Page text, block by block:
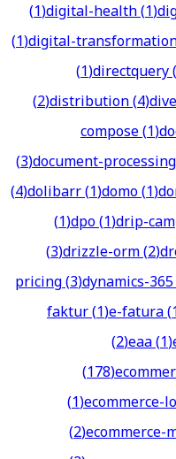
(1)digital-health(1)
(1)digital-
(1)directquery(
(2)distribution(4)
compose(1)
(3)document-processing
(4)dolibarr(1)domo(1)
(1)dpo(1)drip-
(3)drizzle-orm(2)
pricing(3)dynamics-365
faktur(1)e-fatura(
(2)eaa(1)
(178)
(1)ecommerce-
(2)ecommerce-